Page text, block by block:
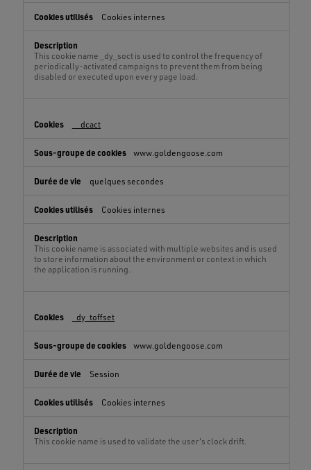
Cookies internes
This cookie name _dy_soct is used to control the frequency of
periodically-activated campaigns to prevent them from being
disabled or executed upon every page load.
__dcact
www.goldengoose.com
quelques secondes
Cookies internes
This cookie name is associated with multiple websites and is used
to store information about the environment or context in which
the application is running.
_dy_toffset
www.goldengoose.com
Session
Cookies internes
This cookie name is used to validate the user's clock drift.